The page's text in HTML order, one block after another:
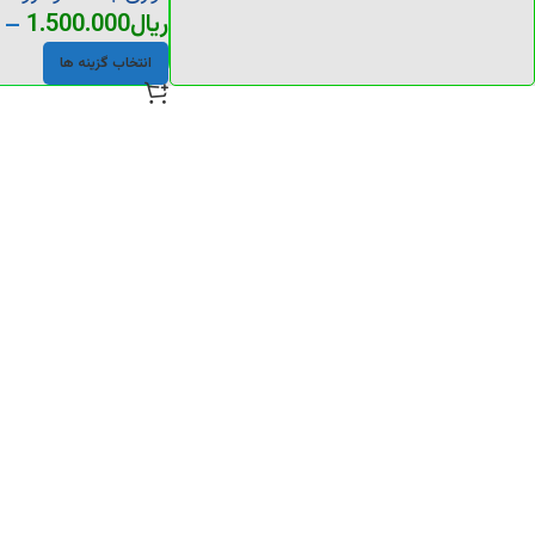
ریال1.500.000
–
انتخاب گزینه ها